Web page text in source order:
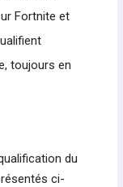
Fortnite et
toujours en
du
ci-